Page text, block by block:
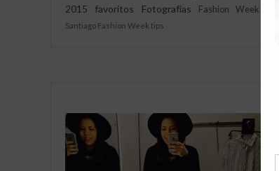
2015
favoritos Fotografías Fashion Week
Santiago Fashion Week tips